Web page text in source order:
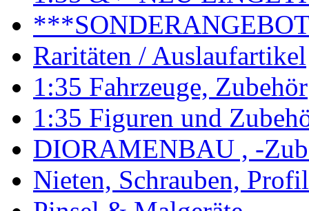
Raritäten / Auslaufartikel
1:35 Fahrzeuge, Zubehör
1:35 Figuren und
DIORAMENBAU , -
Nieten, Schrauben,